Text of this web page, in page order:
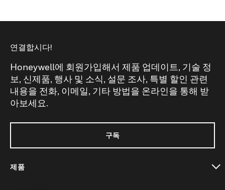
연결합시다!
Honeywell에 회원가입해서 제품 업데이트, 기술 정
보, 신제품, 행사 및 소식, 설문 조사, 특별 할인 관련
내용을 전화, 이메일, 기타 방법을 온라인을 통해 받
아보세요.
구독
제품